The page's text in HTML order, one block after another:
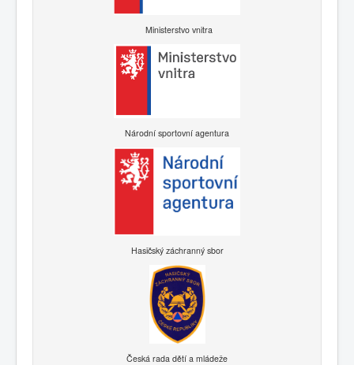
Ministerstvo vnitra
Národní sportovní agentura
Hasičský záchranný sbor
Česká rada dětí a mládeže